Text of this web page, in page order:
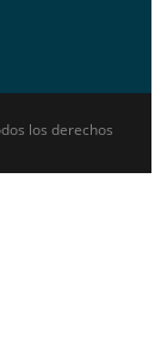
los derechos